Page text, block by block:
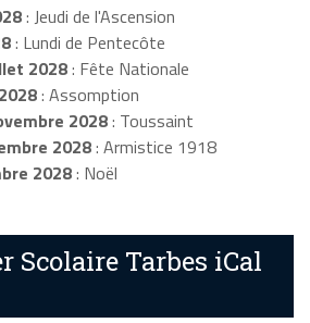
: Jeudi de l'Ascension
: Lundi de Pentecôte
2028: Fête Nationale
: Assomption
2028: Toussaint
2028: Armistice 1918
2028: Noël
Scolaire Tarbes iCal